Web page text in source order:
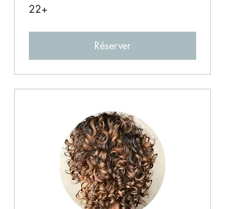
22+
22+
Réserver